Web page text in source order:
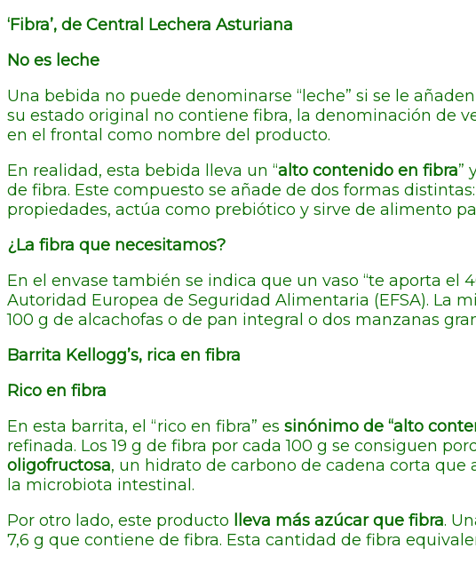
‘Fibra’, de Central Lechera Asturiana
No es leche
Una bebida no puede denominarse “leche” si se le
su estado original no contiene fibra, la denominación de
en el frontal como nombre del producto.
En realidad, esta bebida lleva un “alto contenido en fibra”
de fibra. Este compuesto se añade de dos formas distintas:
propiedades, actúa como prebiótico y sirve de alimento
¿La fibra que necesitamos?
En el envase también se indica que un vaso “te aporta el
Autoridad Europea de Seguridad Alimentaria (EFSA). La
100 g de alcachofas o de pan integral o dos manzanas
Barrita Kellogg’s, rica en fibra
Rico en fibra
En esta barrita, el “rico en fibra” es sinónimo de “alto
refinada. Los 19 g de fibra por cada 100 g se consiguen
oligofructosa, un hidrato de carbono de cadena corta
la microbiota intestinal.
Por otro lado, este producto
lleva más azúcar que fibra.
7,6 g que contiene de fibra. Esta cantidad de fibra